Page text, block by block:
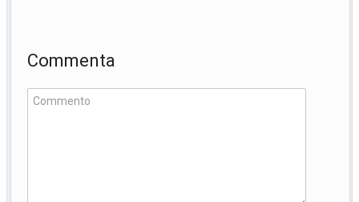
Commenta